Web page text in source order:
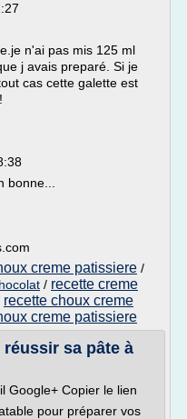
n'ai pas mis 125 ml
j avais preparé. Si je
cas cette galette est
creme patissiere /
/ recette creme
recette choux creme
creme patissiere
sa pâte à
Google+ Copier le lien
pour préparer vos